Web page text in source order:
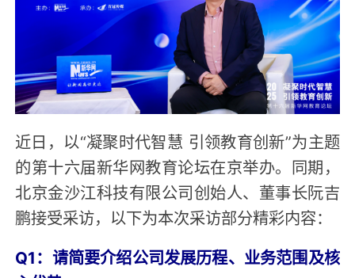
近日，以“凝聚时代智慧 引领教育创新”为主题
的第十六届新华网教育论坛在京举办。同期，
北京金沙江科技有限公司创始人、董事长阮吉
鹏接受采访，以下为本次采访部分精彩内容：
Q1：请简要介绍公司发展历程、业务范围及核